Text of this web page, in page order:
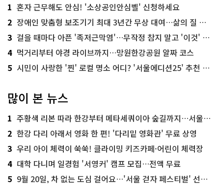
1 혼자 근무해도 안심! '소상공인안심벨' 신청하세요
2 장애인 맞춤형 보조기기 최대 3년간 무상 대여…삶의 질 높인다
3 걸을 때마다 아픈 '족저근막염'…무작정 참지 말고 '이것' 해보세요!
4 먹거리부터 야경 라이브까지…망원한강공원 알짜 코스
5 시민이 사랑한 '찐' 로컬 명소 어디? '서울에디션25' 추천 코스
많이 본 뉴스
1 주황색 리본 따라 한강부터 메타세쿼이아 숲길까지…서울둘레길 15코스
2 한강 다리 아래서 영화 한 편! '다리밑 영화관' 무료 상영
3 우리 아이 체력이 쑥쑥! 클라이밍 키즈카페·어린이 체력장
4 대학 다니며 일경험 '서영커' 캠프 모집…전액 무료
5 9월 20일, 차 없는 도심 걸어요…'서울 걷자 페스티벌' 선착순 5천명